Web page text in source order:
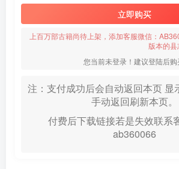
立即购买
上百万部古籍尚待上架，添加客服微信：
版本的
您当前未登录！建议登陆后
注：支付成功后会自动返回本页 显
手动返回刷新本页。
付费后下载链接若是失效联系
ab360066